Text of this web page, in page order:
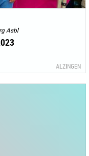
Asbl
ALZINGEN